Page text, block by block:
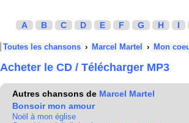
A B C D E F G H I
Toutes les chansons › Marcel Martel › Mon
Acheter le CD / Télécharger MP3
Autres chansons de Marcel Martel
Bonsoir mon amour
Noël à mon église